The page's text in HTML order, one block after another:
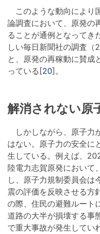
このような動向により
論調査において、原発の
ることが通例となってき
しい毎日新聞社の調査
と、原発の再稼動に賛成
っている[20]。
解消されない原
しかしながら、原子力
はない。原子力の安全に
生している。例えば、
陸電力志賀原発において
し、原子力規制委員会は
震の評価を反映させる方
の際、住民の避難ルート
道路の大半が損壊する事
で重大事故が発生してい